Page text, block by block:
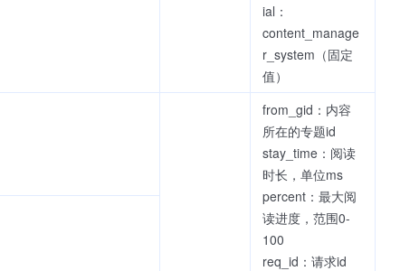
ial：
content_manage
r_system（固定
值）
from_gid：内容
所在的专题id
stay_time：阅读
时长，单位ms
percent：最大阅
读进度，范围0-
100
req_id：请求id